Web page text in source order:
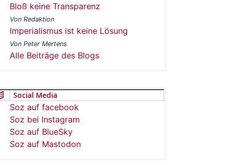
Bloß keine Transparenz
Von Redaktion
Imperialismus ist keine Lösung
Von Peter Mertens
Alle Beiträge des Blogs
Social Media
Soz auf facebook
Soz bei Instagram
Soz auf BlueSky
Soz auf Mastodon